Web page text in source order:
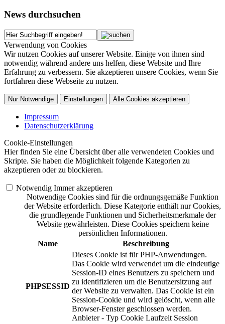
News durchsuchen
Verwendung von Cookies
Wir nutzen Cookies auf unserer Website. Einige von ihnen sind
notwendig während andere uns helfen, diese Website und Ihre
Erfahrung zu verbessern. Sie akzeptieren unsere Cookies, wenn Sie
fortfahren diese Webseite zu nutzen.
Nur Notwendige Einstellungen Alle Cookies akzeptieren
Impressum
Datenschutzerklärung
Cookie-Einstellungen
Hier finden Sie eine Übersicht über alle verwendeten Cookies und
Skripte. Sie haben die Möglichkeit folgende Kategorien zu
akzeptieren oder zu blockieren.
Notwendig Immer akzeptieren
Notwendige Cookies sind für die ordnungsgemäße Funktion
der Website erforderlich. Diese Kategorie enthält nur Cookies,
die grundlegende Funktionen und Sicherheitsmerkmale der
Website gewährleisten. Diese Cookies speichern keine
persönlichen Informationen.
Name
Beschreibung
PHPSESSID
Dieses Cookie ist für PHP-Anwendungen.
Das Cookie wird verwendet um die eindeutige
Session-ID eines Benutzers zu speichern und
zu identifizieren um die Benutzersitzung auf
der Website zu verwalten. Das Cookie ist ein
Session-Cookie und wird gelöscht, wenn alle
Browser-Fenster geschlossen werden.
Anbieter - Typ Cookie Laufzeit Session